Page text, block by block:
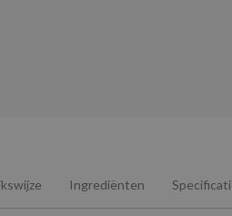
Ingrediënten